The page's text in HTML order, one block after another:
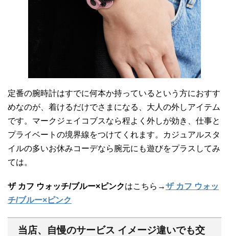
定番の腕時計はすでに何本か持っているという方におすす
めなのが、着けるだけでさまになる、大人の外しアイテム
です。マークジェイコブスなら程よく外しが効き、仕事と
プライベートの境界線をつけてくれます。カジュアルスタ
イルの多いお休みコーデなら腕元にも遊びをプラスしてみ
ては。
ザ カフ ウォッチ/ブルー×ピンクはこちら→ザ カフ ウォッ
チ/ブルー×ピンク
当店、自慢のサービス イメージ違いでも交